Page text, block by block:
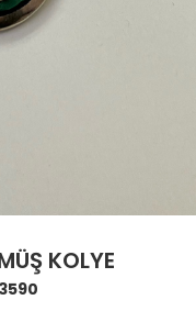
KOLYE